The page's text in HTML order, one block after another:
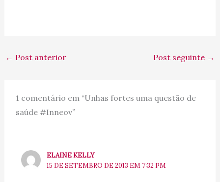
← Post anterior Post seguinte →
1 comentário em “Unhas fortes uma questão de
saúde #Inneov”
ELAINE KELLY
15 DE SETEMBRO DE 2013 EM 7:32 PM